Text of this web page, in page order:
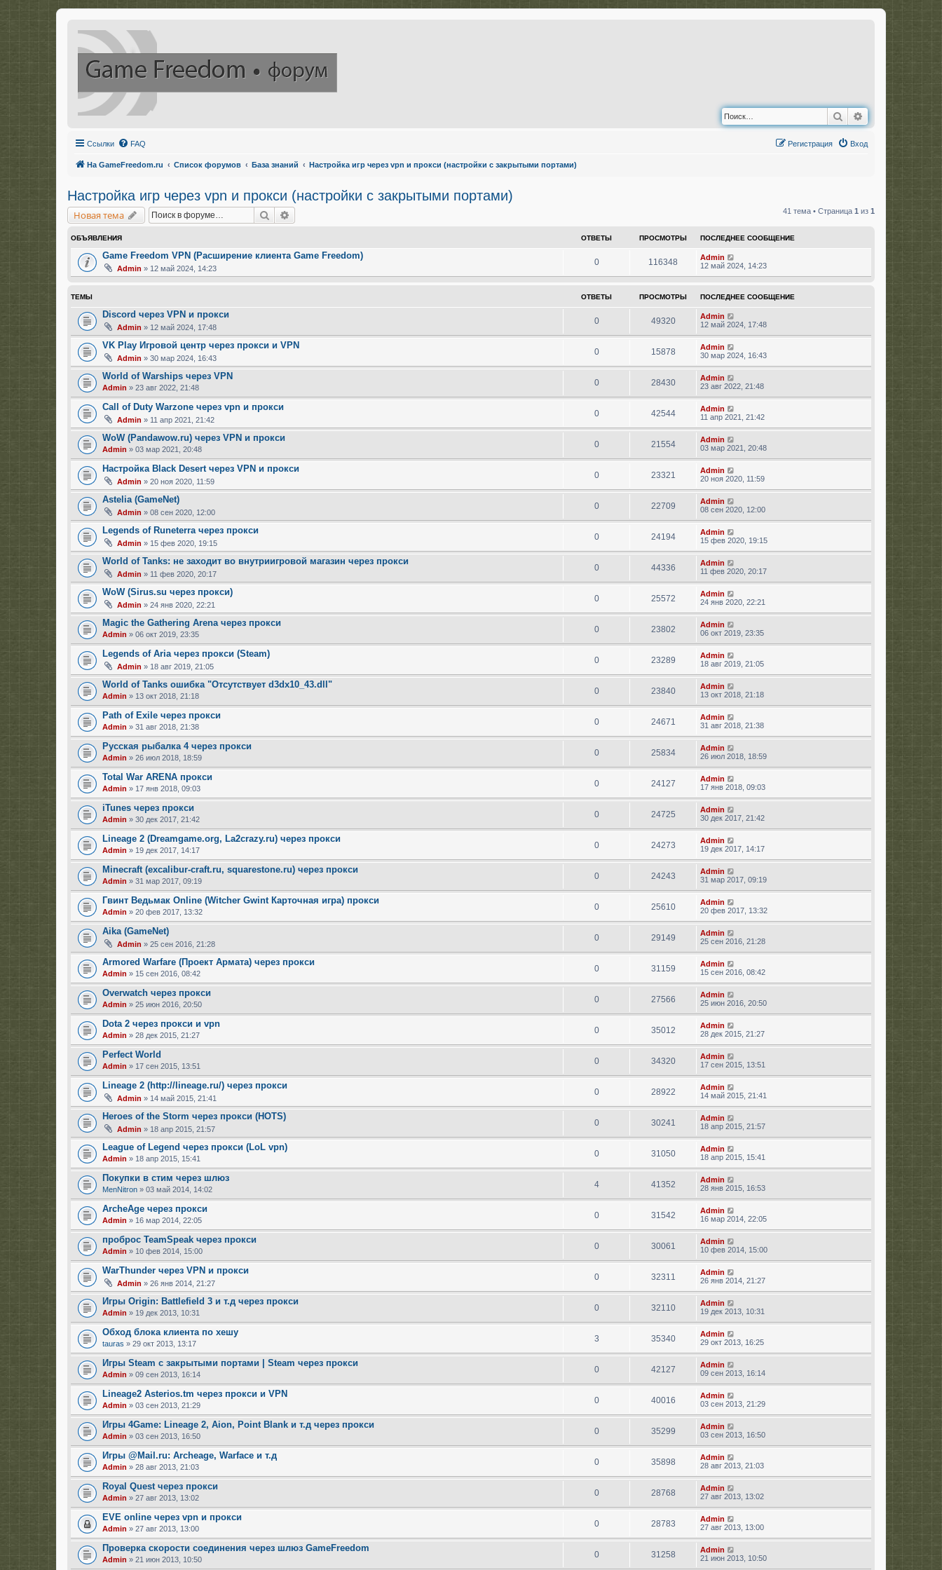
Поиск Расширенный
Ссылки FAQ Вход
Регистрация
На GameFreedom.ru Список форумов База знаний Настройка игр через vpn и прокси (настройки с закрытыми портами)
Настройка игр через vpn и прокси (настройки с закрытыми портами)
Новая тема Поиск 41 тема • Страница 1 из 1
ОБЪЯВЛЕНИЯ ОТВЕТЫ ПРОСМОТРЫ ПОСЛЕДНЕЕ СООБЩЕНИЕ
Game Freedom VPN (Расширение клиента Game Freedom)
Admin » 12 май 2024, 14:23
0 116348
Admin
12 май 2024, 14:23
ТЕМЫ ОТВЕТЫ ПРОСМОТРЫ ПОСЛЕДНЕЕ СООБЩЕНИЕ
Discord через VPN и прокси
Admin » 12 май 2024, 17:48
0 49320
Admin
12 май 2024, 17:48
VK Play Игровой центр через прокси и VPN
Admin » 30 мар 2024, 16:43
0 15878
Admin
30 мар 2024, 16:43
World of Warships через VPN
Admin » 23 авг 2022, 21:48
0 28430
Admin
23 авг 2022, 21:48
Call of Duty Warzone через vpn и прокси
Admin » 11 апр 2021, 21:42
0 42544
Admin
11 апр 2021, 21:42
WoW (Pandawow.ru) через VPN и прокси
Admin » 03 мар 2021, 20:48
0 21554
Admin
03 мар 2021, 20:48
Настройка Black Desert через VPN и прокси
Admin » 20 ноя 2020, 11:59
0 23321
Admin
20 ноя 2020, 11:59
Astelia (GameNet)
Admin » 08 сен 2020, 12:00
0 22709
Admin
08 сен 2020, 12:00
Legends of Runeterra через прокси
Admin » 15 фев 2020, 19:15
0 24194
Admin
15 фев 2020, 19:15
World of Tanks: не заходит во внутриигровой магазин через прокси
Admin » 11 фев 2020, 20:17
0 44336
Admin
11 фев 2020, 20:17
WoW (Sirus.su через прокси)
Admin » 24 янв 2020, 22:21
0 25572
Admin
24 янв 2020, 22:21
Magic the Gathering Arena через прокси
Admin » 06 окт 2019, 23:35
0 23802
Admin
06 окт 2019, 23:35
Legends of Aria через прокси (Steam)
Admin » 18 авг 2019, 21:05
0 23289
Admin
18 авг 2019, 21:05
World of Tanks ошибка "Отсутствует d3dx10_43.dll"
Admin » 13 окт 2018, 21:18
0 23840
Admin
13 окт 2018, 21:18
Path of Exile через прокси
Admin » 31 авг 2018, 21:38
0 24671
Admin
31 авг 2018, 21:38
Русская рыбалка 4 через прокси
Admin » 26 июл 2018, 18:59
0 25834
Admin
26 июл 2018, 18:59
Total War ARENA прокси
Admin » 17 янв 2018, 09:03
0 24127
Admin
17 янв 2018, 09:03
iTunes через прокси
Admin » 30 дек 2017, 21:42
0 24725
Admin
30 дек 2017, 21:42
Lineage 2 (Dreamgame.org, La2crazy.ru) через прокси
Admin » 19 дек 2017, 14:17
0 24273
Admin
19 дек 2017, 14:17
Minecraft (excalibur-craft.ru, squarestone.ru) через прокси
Admin » 31 мар 2017, 09:19
0 24243
Admin
31 мар 2017, 09:19
Гвинт Ведьмак Online (Witcher Gwint Карточная игра) прокси
Admin » 20 фев 2017, 13:32
0 25610
Admin
20 фев 2017, 13:32
Aika (GameNet)
Admin » 25 сен 2016, 21:28
0 29149
Admin
25 сен 2016, 21:28
Armored Warfare (Проект Армата) через прокси
Admin » 15 сен 2016, 08:42
0 31159
Admin
15 сен 2016, 08:42
Overwatch через прокси
Admin » 25 июн 2016, 20:50
0 27566
Admin
25 июн 2016, 20:50
Dota 2 через прокси и vpn
Admin » 28 дек 2015, 21:27
0 35012
Admin
28 дек 2015, 21:27
Perfect World
Admin » 17 сен 2015, 13:51
0 34320
Admin
17 сен 2015, 13:51
Lineage 2 (http://lineage.ru/) через прокси
Admin » 14 май 2015, 21:41
0 28922
Admin
14 май 2015, 21:41
Heroes of the Storm через прокси (HOTS)
Admin » 18 апр 2015, 21:57
0 30241
Admin
18 апр 2015, 21:57
League of Legend через прокси (LoL vpn)
Admin » 18 апр 2015, 15:41
0 31050
Admin
18 апр 2015, 15:41
Покупки в стим через шлюз
MenNitron » 03 май 2014, 14:02
4 41352
Admin
28 янв 2015, 16:53
ArcheAge через прокси
Admin » 16 мар 2014, 22:05
0 31542
Admin
16 мар 2014, 22:05
проброс TeamSpeak через прокси
Admin » 10 фев 2014, 15:00
0 30061
Admin
10 фев 2014, 15:00
WarThunder через VPN и прокси
Admin » 26 янв 2014, 21:27
0 32311
Admin
26 янв 2014, 21:27
Игры Origin: Battlefield 3 и т.д через прокси
Admin » 19 дек 2013, 10:31
0 32110
Admin
19 дек 2013, 10:31
Обход блока клиента по хешу
tauras » 29 окт 2013, 13:17
3 35340
Admin
29 окт 2013, 16:25
Игры Steam с закрытыми портами | Steam через прокси
Admin » 09 сен 2013, 16:14
0 42127
Admin
09 сен 2013, 16:14
Lineage2 Asterios.tm через прокси и VPN
Admin » 03 сен 2013, 21:29
0 40016
Admin
03 сен 2013, 21:29
Игры 4Game: Lineage 2, Aion, Point Blank и т.д через прокси
Admin » 03 сен 2013, 16:50
0 35299
Admin
03 сен 2013, 16:50
Игры @Mail.ru: Archeage, Warface и т.д
Admin » 28 авг 2013, 21:03
0 35898
Admin
28 авг 2013, 21:03
Royal Quest через прокси
Admin » 27 авг 2013, 13:02
0 28768
Admin
27 авг 2013, 13:02
EVE online через vpn и прокси
Admin » 27 авг 2013, 13:00
0 28783
Admin
27 авг 2013, 13:00
Проверка скорости соединения через шлюз GameFreedom
Admin » 21 июн 2013, 10:50
0 31258
Admin
21 июн 2013, 10:50